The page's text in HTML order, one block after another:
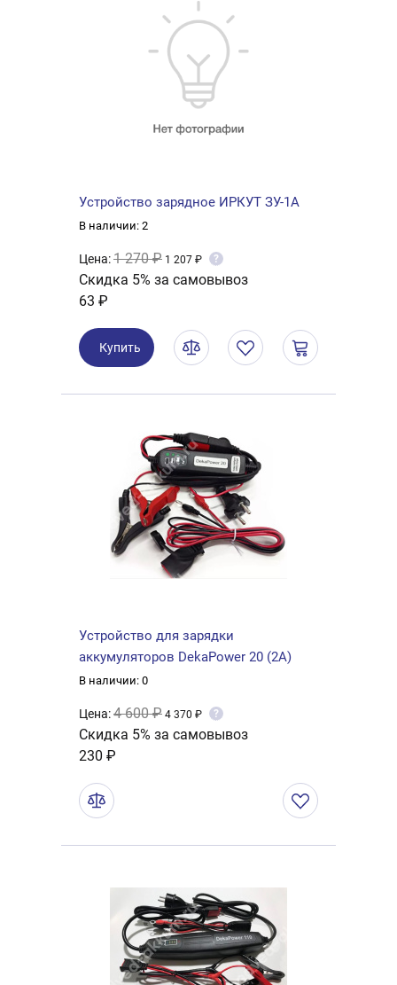
Устройство зарядное ИРКУТ ЗУ-1А
В наличии: 2
Цена:1 270 ₽ 1 207 ₽ ?
Скидка 5% за самовывоз
63 ₽
Купить
Устройство для зарядки
аккумуляторов DekaPower 20 (2А)
В наличии: 0
Цена:4 600 ₽ 4 370 ₽ ?
Скидка 5% за самовывоз
230 ₽